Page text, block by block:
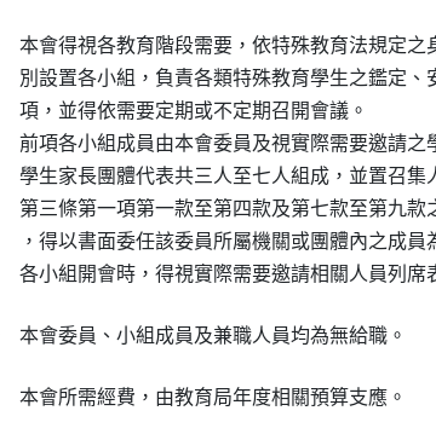
本會得視各教育階段需要，依特殊教育法規定之
別設置各小組，負責各類特殊教育學生之鑑定、
項，並得依需要定期或不定期召開會議。
前項各小組成員由本會委員及視實際需要邀請之
學生家長團體代表共三人至七人組成，並置召集
第三條第一項第一款至第四款及第七款至第九款
，得以書面委任該委員所屬機關或團體內之成員
各小組開會時，得視實際需要邀請相關人員列席
本會委員、小組成員及兼職人員均為無給職。
本會所需經費，由教育局年度相關預算支應。